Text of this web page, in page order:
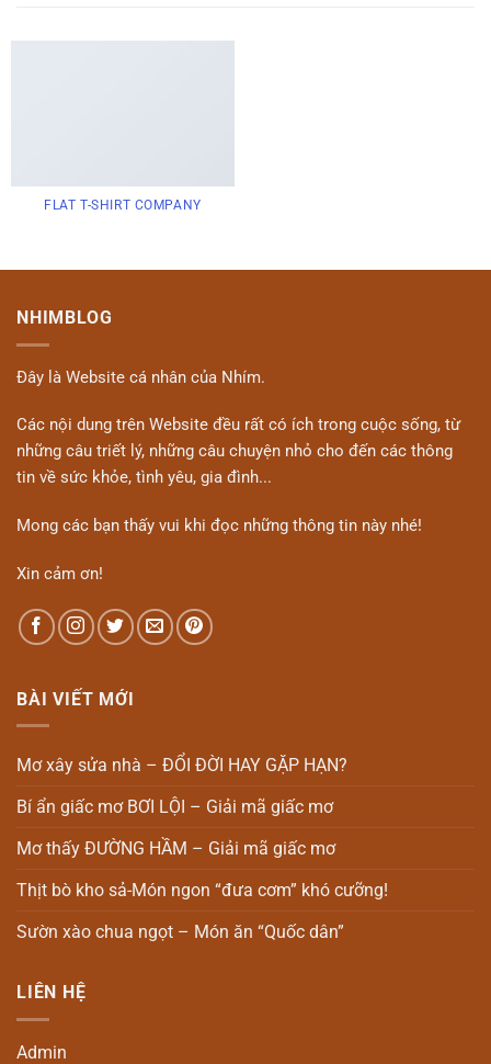
FLAT T-SHIRT COMPANY
NHIMBLOG
Đây là Website cá nhân của Nhím.
Các nội dung trên Website đều rất có ích trong cuộc sống, từ
những câu triết lý, những câu chuyện nhỏ cho đến các thông
tin về sức khỏe, tình yêu, gia đình...
Mong các bạn thấy vui khi đọc những thông tin này nhé!
Xin cảm ơn!
BÀI VIẾT MỚI
Mơ xây sửa nhà – ĐỔI ĐỜI HAY GẶP HẠN?
Bí ẩn giấc mơ BƠI LỘI – Giải mã giấc mơ
Mơ thấy ĐƯỜNG HẦM – Giải mã giấc mơ
Thịt bò kho sả-Món ngon “đưa cơm” khó cưỡng!
Sườn xào chua ngọt – Món ăn “Quốc dân”
LIÊN HỆ
Admin